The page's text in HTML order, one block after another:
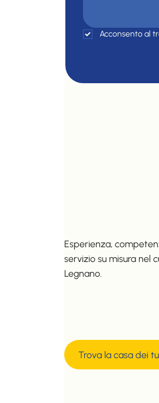
Acconsento al
Esperienza,
servizio su misura nel
Legnano.
Trova la casa dei